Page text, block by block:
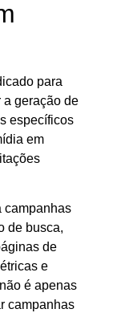
para
a geração de
específicos
em
campanhas
de busca,
de
e
é apenas
campanhas